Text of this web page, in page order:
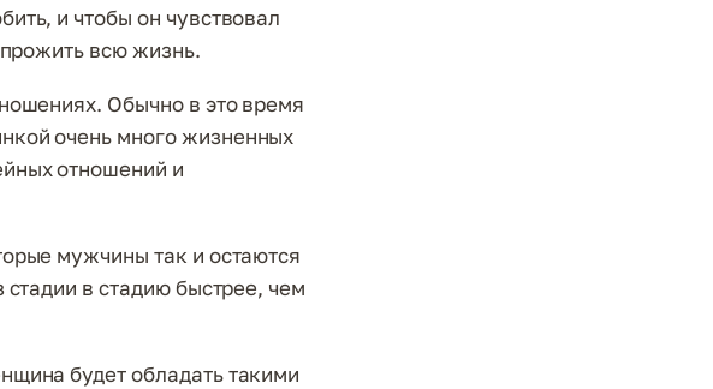
и чтобы он чувствовал
всю жизнь.
Обычно в это время
очень много жизненных
отношений и
мужчины так и остаются
в стадию быстрее, чем
будет обладать такими